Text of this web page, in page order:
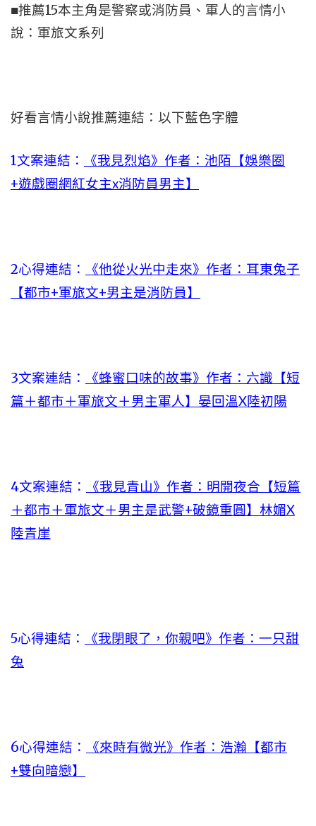
■推薦15本主角是警察或消防員、軍人的言情小
說：軍旅文系列
好看言情小說推薦連結：以下藍色字體
1文案連結：
《我見烈焰》作者：池陌【娛樂圈
+遊戲圈網紅女主x消防員男主】
2心得連結：
《他從火光中走來》作者：耳東兔子
【都市+軍旅文+男主是消防員】
3文案連結：
《蜂蜜口味的故事》作者：六識【短
篇＋都市＋軍旅文＋男主軍人】晏回溫X陸初陽
4文案連結：
《我見青山》作者：明開夜合【短篇
＋都市＋軍旅文＋男主是武警+破鏡重圓】林媚X
陸青崖
5心得連結：
《我閉眼了，你親吧》作者：一只甜
兔
6心得連結：
《來時有微光》作者：浩瀚【都市
+雙向暗戀】